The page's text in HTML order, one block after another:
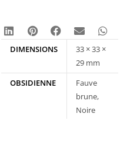
DIMENSIONS
33 × 33 ×
29 mm
OBSIDIENNE
Fauve
brune,
Noire